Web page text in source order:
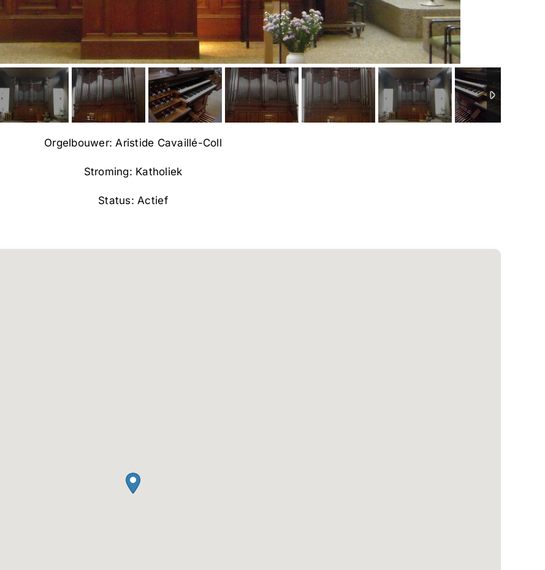
Orgelbouwer: Aristide Cavaillé-Coll
Stroming: Katholiek
Status: Actief